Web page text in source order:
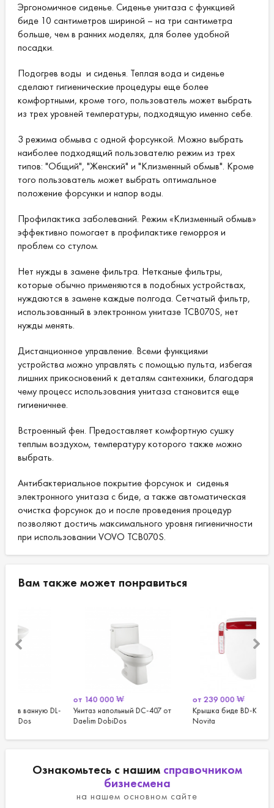
Эргономичное сиденье. Сиденье унитаза с функцией
биде 10 сантиметров шириной – на три сантиметра
больше, чем в ранних моделях, для более удобной
посадки.
Подогрев воды и сиденья. Теплая вода и сиденье
сделают гигиенические процедуры еще более
комфортными, кроме того, пользователь может выбрать
из трех уровней температуры, подходящую именно себе.
3 режима обмыва с одной форсункой. Можно выбрать
наиболее подходящий пользователю режим из трех
типов: "Общий", "Женский" и "Клизменный обмыв". Кроме
того пользователь может выбрать оптимальное
положение форсунки и напор воды.
Профилактика заболеваний. Режим «Клизменный обмыв»
эффективно помогает в профилактике геморроя и
проблем со стулом.
Нет нужды в замене фильтра. Нетканые фильтры,
которые обычно применяются в подобных устройствах,
нуждаются в замене каждые полгода. Сетчатый фильтр,
использованный в электронном унитазе TCB070S, нет
нужды менять.
Дистанционное управление. Всеми функциями
устройства можно управлять с помощью пульта, избегая
лишних прикосновений к деталям сантехники, благодаря
чему процесс использования унитаза становится еще
гигиеничнее.
Встроенный фен. Предоставляет комфортную сушку
теплым воздухом, температуру которого также можно
выбрать.
Антибактериальное покрытие форсунок и сиденья
электронного унитаза с биде, а также автоматическая
очистка форсунок до и после проведения процедур
позволяют достичь максимального уровня гигиеничности
при использовании VOVO TCB070S.
Вам также может понравиться
Унитаз напольный DС-407 от
Daelim DobiDos
₩
Крышка биде BD-KA433SY от
Ознакомьтесь с нашим справочником
бизнесмена
на нашем основном сайте